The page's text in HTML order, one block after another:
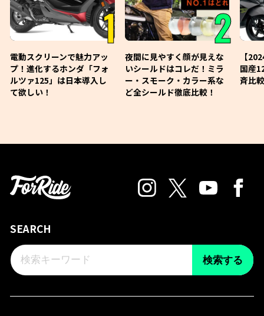
1
電動スクリーンで魅力アッ
プ！進化するホンダ「フォ
ルツァ125」は日本導入し
て欲しい！
2
夜間に見やすく顔が見えな
いシールドはコレだ！ミラ
ー・スモーク・カラー系な
ど全シールド徹底比較！
【
国産
斉比
SEARCH
検索する